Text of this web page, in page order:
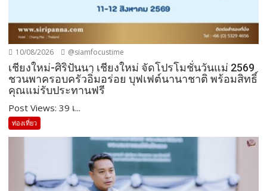
10/08/2026 @siamfocustime
เชียงใหม่-ศิริปันนา เชียงใหม่ จัดโปรโมชั่นวันแม่ 2569
ชวนพาครอบครัวอิ่มอร่อย บุฟเฟต์นานาชาติ พร้อมสิทธิ์
คุณแม่รับประทานฟรี
Post Views: 39 เ...
ท่องเที่ยว